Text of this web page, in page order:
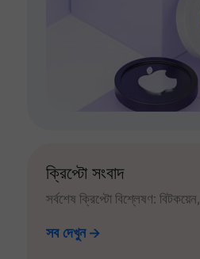
ক্রিপ্টো সংবাদ
সর্বশেষ ক্রিপ্টো বিশ্লেষণ:
সব দেখুন